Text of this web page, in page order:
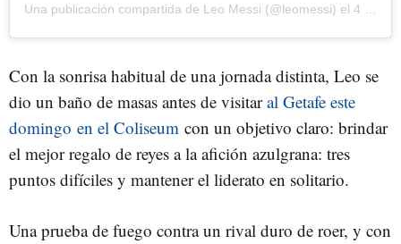
Una publicación compartida de Leo Messi (@leomessi) el 4 Ene, 2019 a las 7:13 PST
Con la sonrisa habitual de una jornada distinta, Leo se
dio un baño de masas antes de visitaral Getafe este
domingo en el Coliseum con un objetivo claro: brindar
el mejor regalo de reyes a la afición azulgrana: tres
puntos difíciles y mantener el liderato en solitario.
Una prueba de fuego contra un rival duro de roer, y con